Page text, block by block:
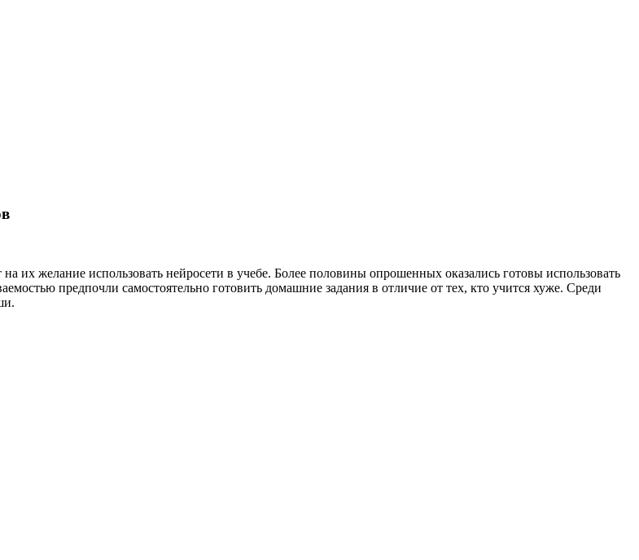
желание использовать нейросети в учебе. Более половины опрошенных оказались готовы использовать
предпочли самостоятельно готовить домашние задания в отличие от тех, кто учится хуже. Среди